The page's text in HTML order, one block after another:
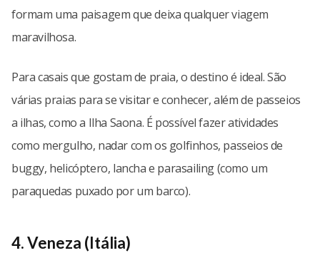
formam uma paisagem que deixa qualquer viagem
maravilhosa.
Para casais que gostam de praia, o destino é ideal. São
várias praias para se visitar e conhecer, além de passeios
a ilhas, como a Ilha Saona. É possível fazer atividades
como mergulho, nadar com os golfinhos, passeios de
buggy, helicóptero, lancha e parasailing (como um
paraquedas puxado por um barco).
4. Veneza (Itália)